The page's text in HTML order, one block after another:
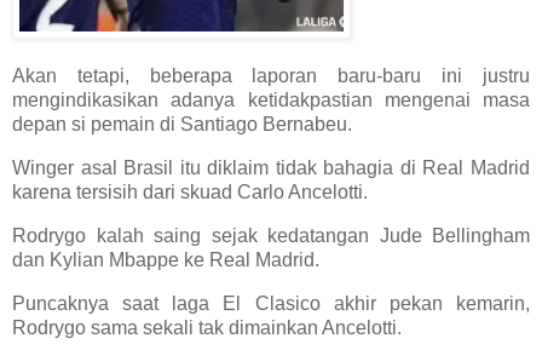
Akan tetapi, beberapa laporan baru-baru ini justru
mengindikasikan adanya ketidakpastian mengenai masa
depan si pemain di Santiago Bernabeu.
Winger asal Brasil itu diklaim tidak bahagia di Real Madrid
karena tersisih dari skuad Carlo Ancelotti.
Rodrygo kalah saing sejak kedatangan Jude Bellingham
dan Kylian Mbappe ke Real Madrid.
Puncaknya saat laga El Clasico akhir pekan kemarin,
Rodrygo sama sekali tak dimainkan Ancelotti.